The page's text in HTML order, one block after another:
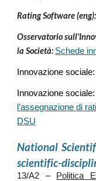
Rating Software
Osservatorio
la Società: Schede
Innovazione
Innovazione
l’assegnazione di
DSU
National
scientific-
13/A2 – Politica